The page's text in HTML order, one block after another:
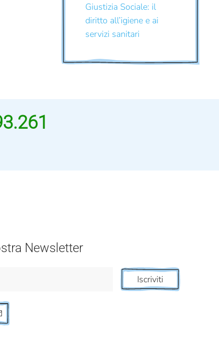
Giustizia Sociale: il
diritto all’igiene e ai
servizi sanitari
Newsletter
Iscriviti